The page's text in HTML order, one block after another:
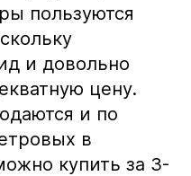
пользуются
и довольно
цену.
и по
в
купить за 3-